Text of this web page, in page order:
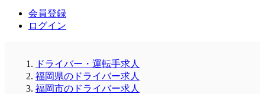
会員登録
ログイン
ドライバー・運転手求人
福岡県のドライバー求人
福岡市のドライバー求人